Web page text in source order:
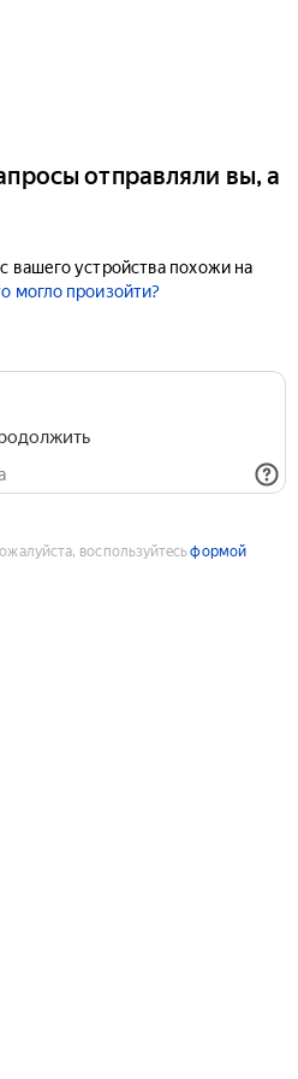
отправляли вы, а
вашего устройства похожи на
могло произойти?
воспользуйтесьформой